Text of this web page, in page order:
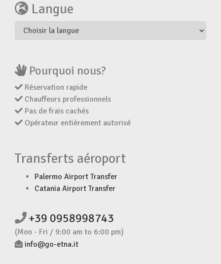
Langue
Pourquoi nous?
Réservation rapide
Chauffeurs professionnels
Pas de frais cachés
Opérateur entièrement autorisé
Transferts aéroport
Palermo Airport Transfer
Catania Airport Transfer
+39 0958998743
(Mon - Fri / 9:00 am to 6:00 pm)
info@go-etna.it